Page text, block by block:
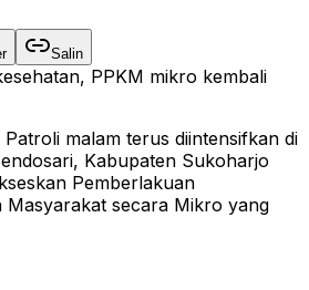
Salin
malam terus diintensifkan di
Kabupaten Sukoharjo
Pemberlakuan
Masyarakat secara Mikro yang